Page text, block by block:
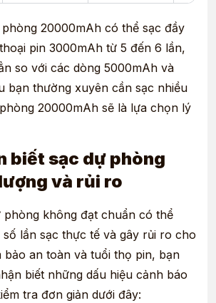
phòng 20000mAh có thể sạc đầy
pin 3000mAh từ 5 đến 6 lần,
so với các dòng 5000mAh và
bạn thường xuyên cần sạc nhiều
20000mAh sẽ là lựa chọn lý
biết sạc dự phòng
và rủi ro
phòng không đạt chuẩn có thể
lần sạc thực tế và gây rủi ro cho
bảo an toàn và tuổi thọ pin, bạn
biết những dấu hiệu cảnh báo
tra đơn giản dưới đây: